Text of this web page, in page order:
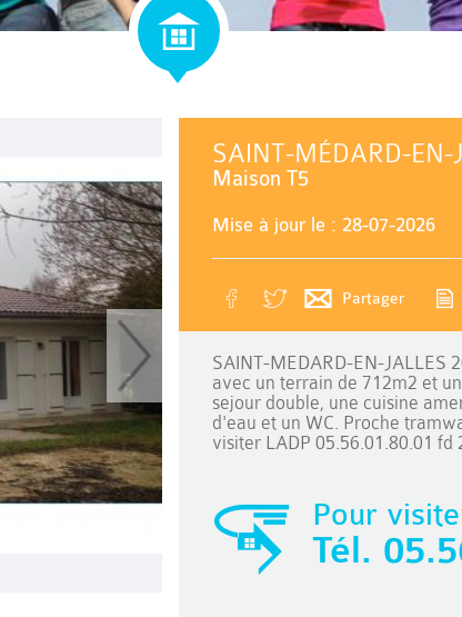
SAINT-MÉDARD-EN-
Maison T5
Mise à jour le : 28-07-2026
Partager
SAINT-MEDARD-EN-JALLES
avec un terrain de 712m2 et
sejour double, une cuisine
d'eau et un WC. Proche
visiter LADP 05.56.01.80.01 fd
Pour
Tél.